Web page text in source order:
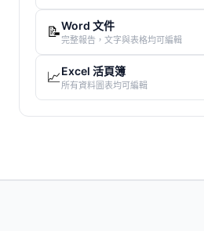
📝Word 文件
完整報告，文字與表格均可編輯
📈Excel 活頁簿
所有資料圖表均可編輯